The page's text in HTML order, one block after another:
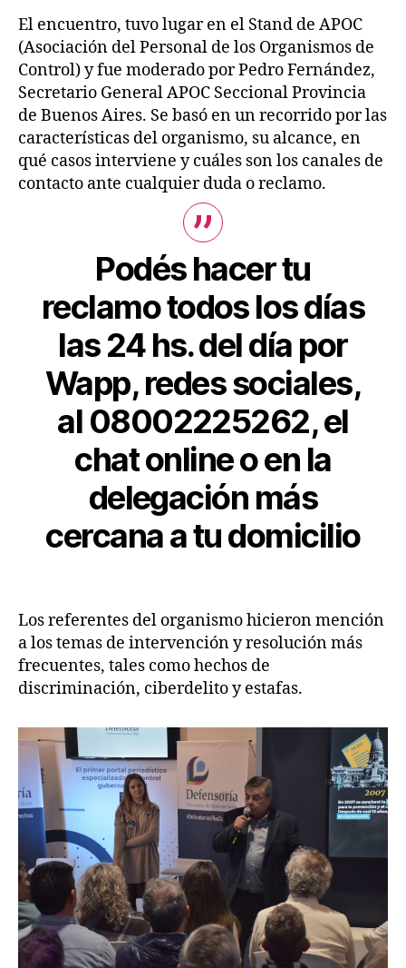
El encuentro, tuvo lugar en el Stand de APOC
(Asociación del Personal de los Organismos de
Control) y fue moderado por Pedro Fernández,
Secretario General APOC Seccional Provincia
de Buenos Aires. Se basó en un recorrido por las
características del organismo, su alcance, en
qué casos interviene y cuáles son los canales de
contacto ante cualquier duda o reclamo.
Podés hacer tu
reclamo todos los días
las 24 hs. del día por
Wapp, redes sociales,
al 08002225262, el
chat online o en la
delegación más
cercana a tu domicilio
Los referentes del organismo hicieron mención
a los temas de intervención y resolución más
frecuentes, tales como hechos de
discriminación, ciberdelito y estafas.